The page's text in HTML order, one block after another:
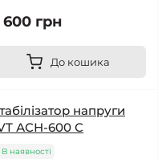
600 грн
До кошика
напруги
АСН-600 С
В наявності